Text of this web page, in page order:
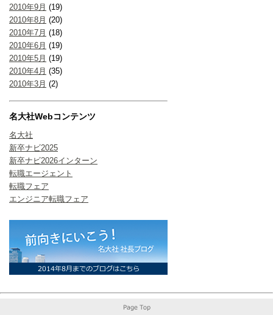
2010年9月 (19)
2010年8月 (20)
2010年7月 (18)
2010年6月 (19)
2010年5月 (19)
2010年4月 (35)
2010年3月 (2)
名大社Webコンテンツ
名大社
新卒ナビ2025
新卒ナビ2026インターン
転職エージェント
転職フェア
エンジニア転職フェア